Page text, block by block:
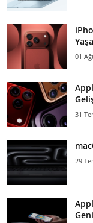
01
31
29